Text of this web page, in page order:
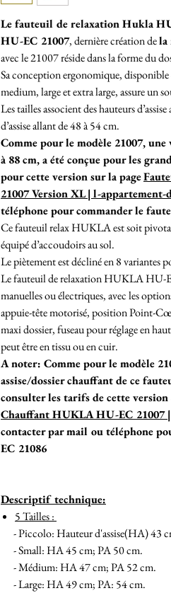
Le fauteuil de relaxation Hukla
HU-EC 21007, dernière création dela
avec le 21007 réside dans la forme du
Sa conception ergonomique,
medium, large et extra large, assure un
Les tailles associent des hauteurs
d’assise allant de 48 à 54 cm.
Comme pour le modèle 21007,
à 88 cm, a été conçue pour les
pour cette version sur la page
21007 Version XL | l-appartement-
téléphone pour commander le
Ce fauteuil relax HUKLA est soit
équipé d’accoudoirs au sol.
Le piètement est décliné en 8 variantes
Le fauteuil de relaxation HUKLA HU-
manuelles ou électriques, avec les
appuie-tête motorisé, position Point-
maxi dossier, fuseau pour réglage en
peut être en tissu ou en cuir.
A noter: Comme pour le modèle
assise/dossier chauffant de ce
consulter les tarifs de cette version
Chauffant HUKLA HU-EC 21007
contacter par mail ou téléphone
EC 21086
Descriptif technique:
5 Tailles :
- Piccolo: Hauteur d'assise(HA) 43
- Small: HA 45 cm; PA 50 cm.
- Médium: HA 47 cm; PA 52 cm.
- Large: HA 49 cm; PA: 54 cm.